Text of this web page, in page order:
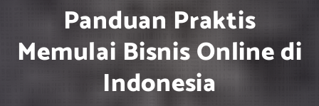
Panduan Praktis
Memulai Bisnis Online di
Indonesia